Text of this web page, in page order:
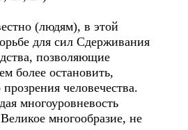
(людям), в этой
для сил Сдерживания
позволяющие
более остановить,
человечества.
многоуровневость
многообразие, не